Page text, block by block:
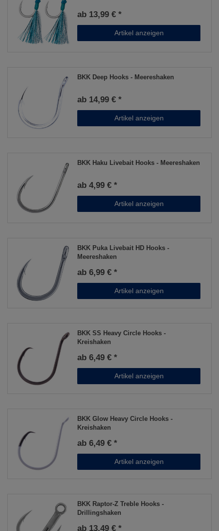
ab 13,99 € *
Artikel anzeigen
BKK Deep Hooks - Meereshaken
ab 14,99 € *
Artikel anzeigen
BKK Haku Livebait Hooks - Meereshaken
ab 4,99 € *
Artikel anzeigen
BKK Puka Livebait HD Hooks -
Meereshaken
ab 6,99 € *
Artikel anzeigen
BKK SS Heavy Circle Hooks -
Kreishaken
ab 6,49 € *
Artikel anzeigen
BKK Glow Heavy Circle Hooks -
Kreishaken
ab 6,49 € *
Artikel anzeigen
BKK Raptor-Z Treble Hooks -
Drillingshaken
ab 13,49 € *